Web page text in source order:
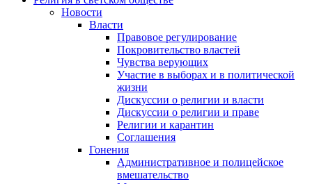
Новости
Власти
Правовое регулирование
Покровительство властей
Чувства верующих
Участие в выборах и в политической
жизни
Дискуссии о религии и власти
Дискуссии о религии и праве
Религии и карантин
Соглашения
Гонения
Административное и полицейское
вмешательство